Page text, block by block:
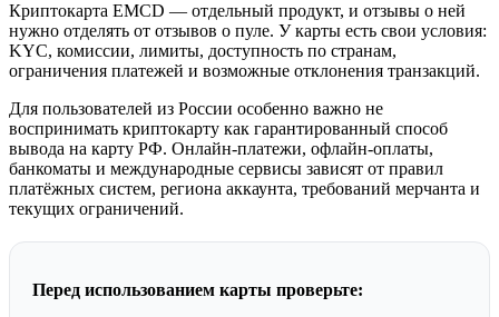
Криптокарта EMCD — отдельный продукт, и отзывы о ней
нужно отделять от отзывов о пуле. У карты есть свои условия:
KYC, комиссии, лимиты, доступность по странам,
ограничения платежей и возможные отклонения транзакций.
Для пользователей из России особенно важно не
воспринимать криптокарту как гарантированный способ
вывода на карту РФ. Онлайн-платежи, офлайн-оплаты,
банкоматы и международные сервисы зависят от правил
платёжных систем, региона аккаунта, требований мерчанта и
текущих ограничений.
Перед использованием карты проверьте: